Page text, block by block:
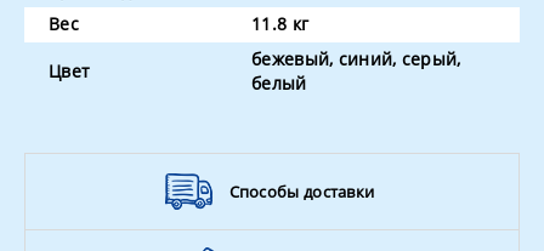
Вес
11.8 кг
Цвет
бежевый, синий, серый,
белый
Способы доставки